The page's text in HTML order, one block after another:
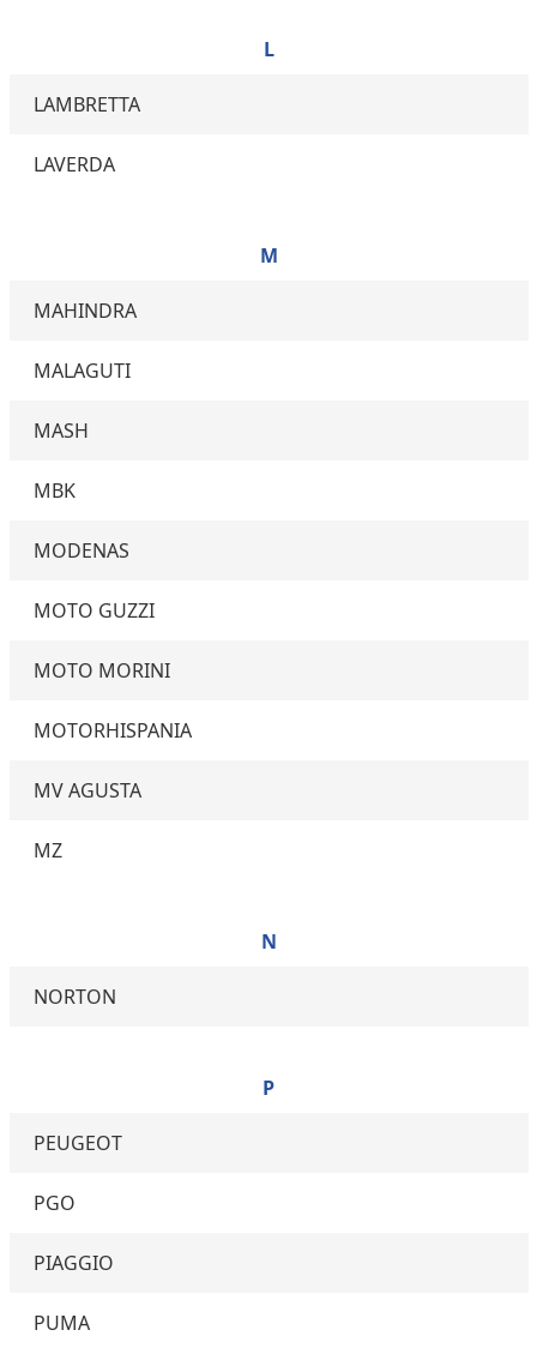
L
LAMBRETTA
LAVERDA
M
MAHINDRA
MALAGUTI
MASH
MBK
MODENAS
MOTO GUZZI
MOTO MORINI
MOTORHISPANIA
MV AGUSTA
MZ
N
NORTON
P
PEUGEOT
PGO
PIAGGIO
PUMA